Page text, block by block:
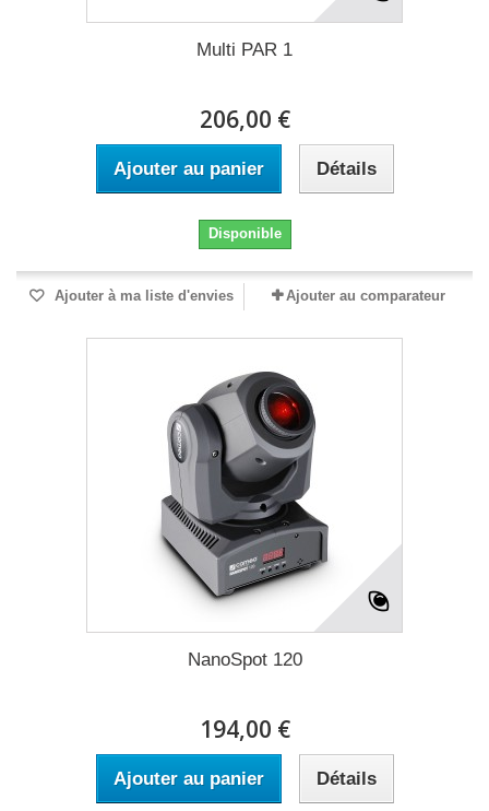
Multi PAR 1
206,00 €
Ajouter au panier Détails
Disponible
Ajouter à ma liste d'envies Ajouter au comparateur
NanoSpot 120
194,00 €
Ajouter au panier Détails